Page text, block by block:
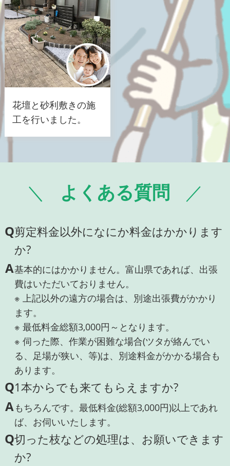
花壇と砂利敷きの施
工を行いました。
よくある質問
Q剪定料金以外になにか料金はかかります
か?
A基本的にはかかりません。富山県であれば、出張
費はいただいておりません。
※ 上記以外の遠方の場合は、別途出張費がかかり
ます。
※ 最低料金総額3,000円～となります。
※ 伺った際、作業が困難な場合(ツタが絡んでい
る、足場が狭い、等)は、別途料金がかかる場合も
あります。
Q1本からでも来てもらえますか?
Aもちろんです。最低料金(総額3,000円)以上であれ
ば、お伺いいたします。
Q切った枝などの処理は、お願いできます
か?